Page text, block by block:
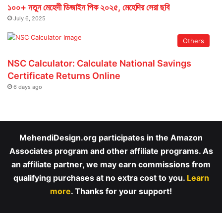
১০০+ নতুন মেহেদী ডিজাইন পিক ২০২৫, মেহেদির সেরা ছবি
July 6, 2025
Others
NSC Calculator: Calculate National Savings
Certificate Returns Online
6 days ago
MehendiDesign.org participates in the Amazon
Associates program and other affiliate programs. As
an affiliate partner, we may earn commissions from
qualifying purchases at no extra cost to you. Learn
more. Thanks for your support!